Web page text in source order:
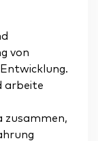
von
arbeite
zusammen,